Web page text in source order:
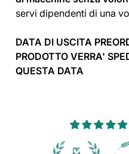
servi dipendenti di una
DATA DI USCITA
PRODOTTO VERRA'
QUESTA DATA